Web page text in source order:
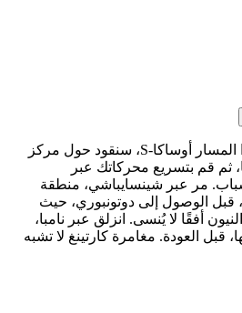
حوالي ساعة واحدة. في هذا المسار أوساكا-S، سنقود حول مركز
ثم قم بتسريع محركاتك عبر
مر عبر شينسايباشي، منطقة
قبل الوصول إلى دوتونبوري، حيث
أفقًا لا يُنسى. انزلق عبر نامبا،
قبل العودة. مغامرة كارتينغ لا تشبه